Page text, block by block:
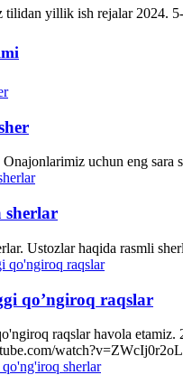
tilidan yillik ish rejalar 2024.
Onajonlarimiz uchun eng sara
sherlar
Ustozlar haqida rasmli
qo’ngiroq raqslar
raqslar havola